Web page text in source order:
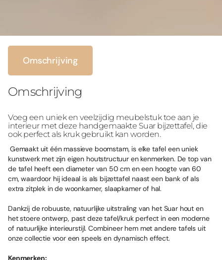
Omschrijving
Omschrijving
Voeg een uniek en veelzijdig meubelstuk toe aan je
interieur met deze handgemaakte Suar bijzettafel, die
ook perfect als kruk gebruikt kan worden.
Gemaakt uit één massieve boomstam, is elke tafel een uniek
kunstwerk met zijn eigen houtstructuur en kenmerken. De top van
de tafel heeft een diameter van 50 cm en een hoogte van 60
cm, waardoor hij ideaal is als bijzettafel naast een bank of als
extra zitplek in de woonkamer, slaapkamer of hal.
Dankzij de robuuste, natuurlijke uitstraling van het Suar hout en
het stoere ontwerp, past deze tafel/kruk perfect in een moderne
of natuurlijke interieurstijl. Combineer hem met andere tafels uit
onze collectie voor een speels en dynamisch effect.
Kenmerken: